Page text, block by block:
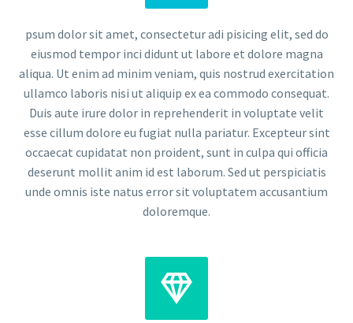
psum dolor sit amet, consectetur adi pisicing elit, sed do
eiusmod tempor inci didunt ut labore et dolore magna
aliqua. Ut enim ad minim veniam, quis nostrud exercitation
ullamco laboris nisi ut aliquip ex ea commodo consequat.
Duis aute irure dolor in reprehenderit in voluptate velit
esse cillum dolore eu fugiat nulla pariatur. Excepteur sint
occaecat cupidatat non proident, sunt in culpa qui officia
deserunt mollit anim id est laborum. Sed ut perspiciatis
unde omnis iste natus error sit voluptatem accusantium
doloremque.

